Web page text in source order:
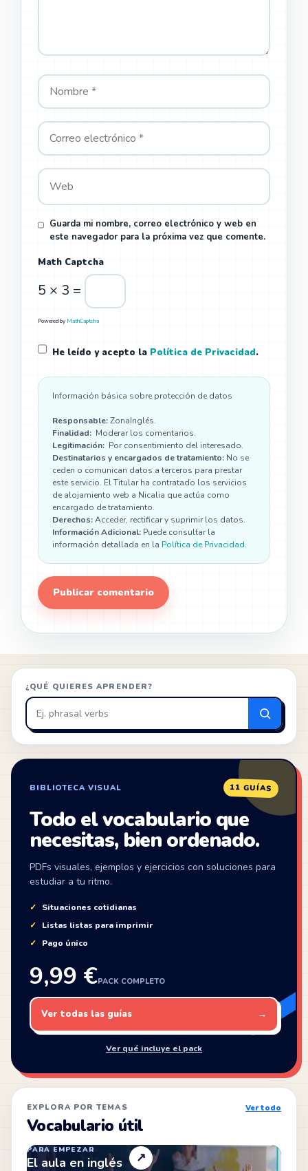
Guarda mi nombre, correo electrónico y web en
este navegador para la próxima vez que comente.
Math Captcha
5 × 3 =
Powered by MathCaptcha
He leído y acepto la Política de Privacidad.
Información básica sobre protección de datos
Responsable:ZonaInglés.
Finalidad: Moderar los comentarios.
Legitimación: Por consentimiento del interesado.
Destinatarios y encargados de tratamiento: No se
ceden o comunican datos a terceros para prestar
este servicio. El Titular ha contratado los servicios
de alojamiento web a Nicalia que actúa como
encargado de tratamiento.
Derechos:Acceder, rectificar y suprimir los datos.
Información Adicional: Puede consultar la
información detallada en la Política de Privacidad.
¿QUÉ QUIERES APRENDER?
Buscar
en
ZonaIngles
BIBLIOTECA VISUAL 11 GUÍAS
Todo el vocabulario que
necesitas, bien ordenado.
PDFs visuales, ejemplos y ejercicios con soluciones para
estudiar a tu ritmo.
Situaciones cotidianas
Listas listas para imprimir
Pago único
9,99 €PACK COMPLETO
Ver todas las guías →
Ver qué incluye el pack
EXPLORA POR TEMAS
Vocabulario útil
Ver todo
PARA EMPEZAR
El aula en inglés ↗